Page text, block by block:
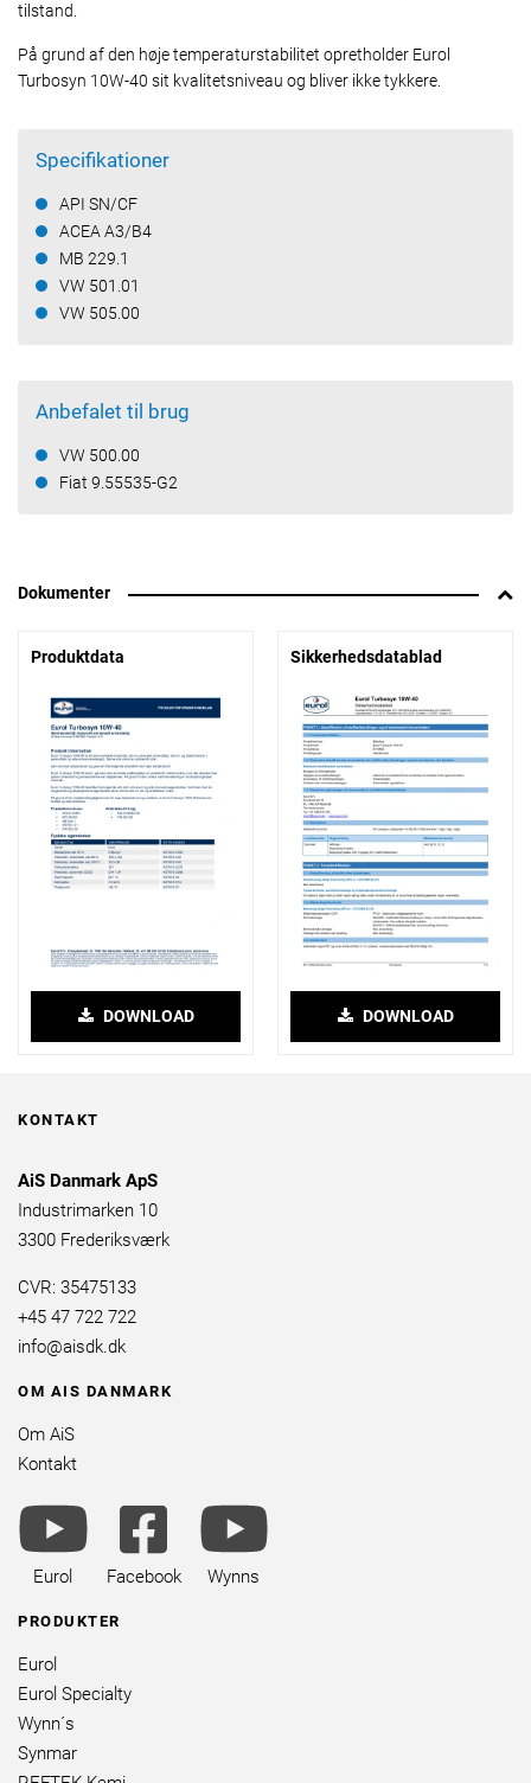
tilstand.
På grund af den høje temperaturstabilitet opretholder Eurol
Turbosyn 10W-40 sit kvalitetsniveau og bliver ikke tykkere.
Specifikationer
API SN/CF
ACEA A3/B4
MB 229.1
VW 501.01
VW 505.00
Anbefalet til brug
VW 500.00
Fiat 9.55535-G2
Dokumenter
Produktdata
DOWNLOAD
Sikkerhedsdatablad
DOWNLOAD
KONTAKT
AiS Danmark ApS
Industrimarken 10
3300 Frederiksværk
CVR: 35475133
+45 47 722 722
info@aisdk.dk
OM AIS DANMARK
Om AiS
Kontakt
youtube
brands
Eurol
facebook
square
brands
Facebook
Wynns
PRODUKTER
Eurol
Eurol Specialty
Wynn´s
Synmar